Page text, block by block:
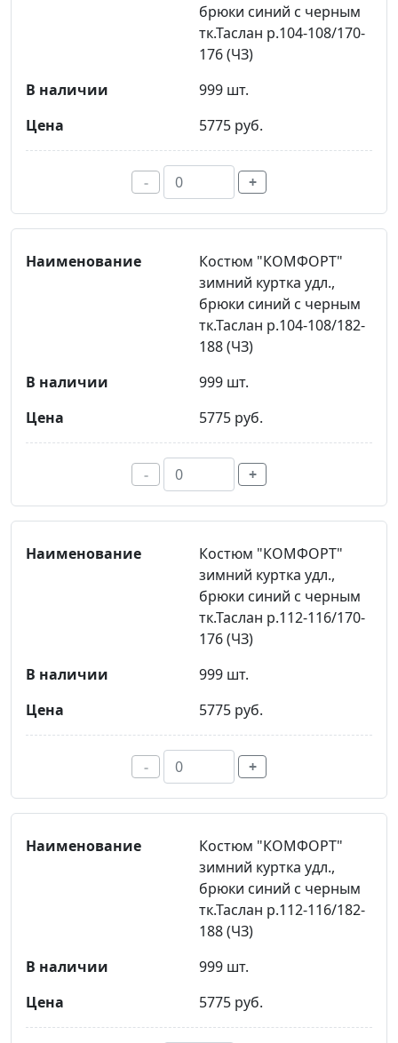
брюки синий с черным
тк.Таслан р.104-108/170-
176 (ЧЗ)
999 шт.
5775 руб.
- +
Костюм "КОМФОРТ"
зимний куртка удл.,
брюки синий с черным
тк.Таслан р.104-108/182-
188 (ЧЗ)
999 шт.
5775 руб.
- +
Костюм "КОМФОРТ"
зимний куртка удл.,
брюки синий с черным
тк.Таслан р.112-116/170-
176 (ЧЗ)
999 шт.
5775 руб.
- +
Костюм "КОМФОРТ"
зимний куртка удл.,
брюки синий с черным
тк.Таслан р.112-116/182-
188 (ЧЗ)
999 шт.
5775 руб.